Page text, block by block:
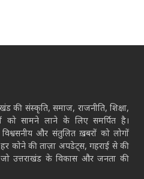
की संस्कृति, समाज, राजनीति, शिक्षा,
सामने लाने के लिए समर्पित है।
और संतुलित ख़बरों को लोगों
कोने की ताज़ा अपडेट्स, गहराई से की
जो उत्तराखंड के विकास और जनता की